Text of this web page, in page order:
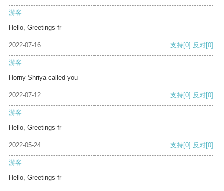
游客
Hello, Greetings fr
2022-07-16 支持[0] 反对[0]
游客
Horny Shriya called you
2022-07-12 支持[0] 反对[0]
游客
Hello, Greetings fr
2022-05-24 支持[0] 反对[0]
游客
Hello, Greetings fr